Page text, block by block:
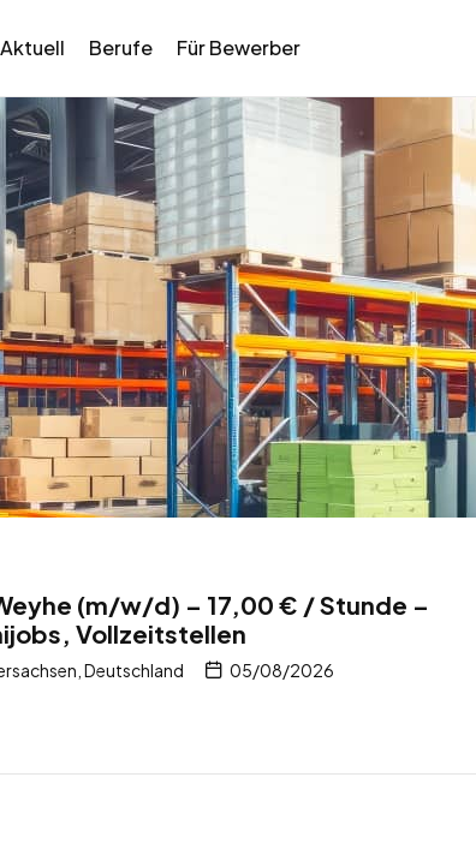
Aktuell Berufe Für Bewerber
(m/w/d) – 17,00 € / Stunde –
Vollzeitstellen
Deutschland 05/08/2026